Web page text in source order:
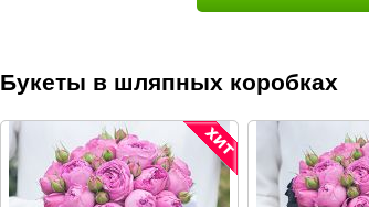
Букеты в шляпных коробках